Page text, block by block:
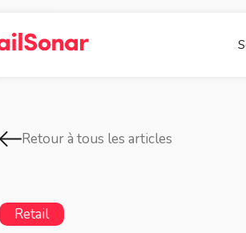
Retour à tous les articles
Retail